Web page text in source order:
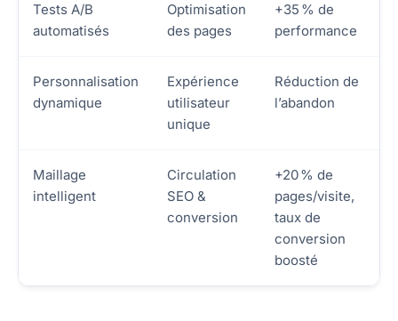
Tests A/B
automatisés
Optimisation
des pages
+35 % de
performance
Personnalisation
dynamique
Expérience
utilisateur
unique
Réduction de
l’abandon
Maillage
intelligent
Circulation
SEO &
conversion
+20 % de
pages/visite,
taux de
conversion
boosté